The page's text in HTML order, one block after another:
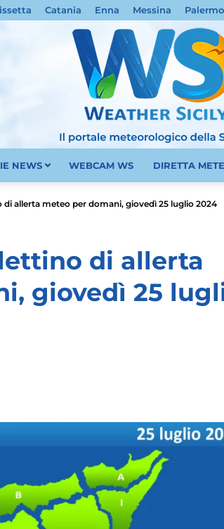
Catania Enna Messina Palermo
Sicilia
Weather
NEWS WEBCAM WS DIRETTA
di allerta meteo per domani, giovedì 25 luglio 2024
di allerta
giovedì 25